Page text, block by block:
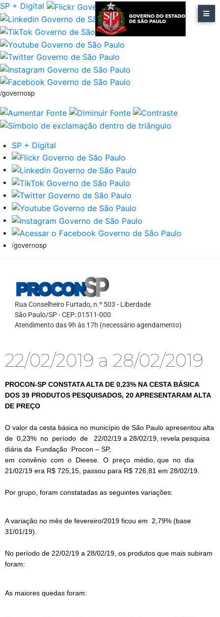
SP + Digital
/governosp
SP + Digital
/governosp
Rua Conselheiro Furtado, n.º 503 - Liberdade
São Paulo/SP - CEP: 01511-000
Atendimento das 9h às 17h (necessário agendamento)
22/02/2019 a 28/02/2019
PROCON-SP CONSTATA ALTA DE 0,23% NA CESTA BÁSICA
DOS 39 PRODUTOS PESQUISADOS, 20 APRESENTARAM ALTA
DE PREÇO
O valor da cesta básica no município de São Paulo apresentou alta
de 0,23% no período de 22/02/19 a 28/02/19, revela pesquisa
diária da Fundação Procon – SP,
em convênio com o Dieese. O preço médio, que no dia
21/02/19 era R$ 725,15, passou para R$ 726,81 em 28/02/19.
Por grupo, foram constatadas as seguintes variações:
A variação no mês de fevereiro/2019 ficou em 2,79% (base
31/01/19).
No período de 22/02/19 a 28/02/19, os produtos que mais subiram
foram:
As maiores quedas foram: